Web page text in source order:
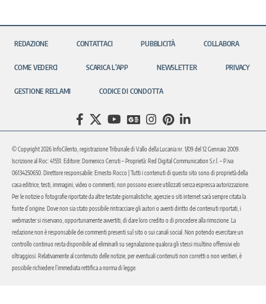
REDAZIONE CONTATTACI PUBBLICITÀ COLLABORA
COME VEDERCI SCARICA L’APP NEWSLETTER PRIVACY
GESTIONE RECLAMI CODICE DI CONDOTTA
© Copyright 2026 InfoCilento, registrazione Tribunale di Vallo della Lucania nr. 1/09 del 12 Gennaio 2009.
Iscrizione al Roc: 41551. Editore: Domenico Cerruti – Proprietà: Red Digital Communication S.r.l. – P.iva
06134250650. Direttore responsabile: Ernesto Rocco | Tutti i contenuti di questo sito sono di proprietà della
casa editrice, testi, immagini, video o commenti, non possono essere utilizzati senza espressa autorizzazione.
Per le notizie o fotografie riportate da altre testate giornalistiche, agenzie o siti internet sarà sempre citata la
fonte d’origine. Dove non sia stato possibile rintracciare gli autori o aventi diritto dei contenuti riportati, i
webmaster si riservano, opportunamente avvertiti, di dare loro credito o di procedere alla rimozione. La
redazione non è responsabile dei commenti presenti sul sito o sui canali social. Non potendo esercitare un
controllo continuo resta disponibile ad eliminarli su segnalazione qualora gli stessi risultino offensivi e/o
oltraggiosi. Relativamente al contenuto delle notizie, per eventuali contenuti non corretti o non veritieri, è
possibile richiedere l’immediata rettifica a norma di legge.